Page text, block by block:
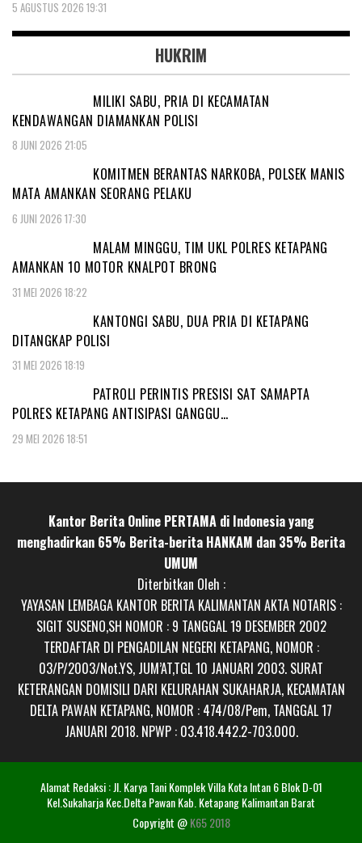
5 AGUSTUS 2026 19:31
HUKRIM
MILIKI SABU, PRIA DI KECAMATAN
KENDAWANGAN DIAMANKAN POLISI
8 JUNI 2026 21:05
KOMITMEN BERANTAS NARKOBA, POLSEK MANIS
MATA AMANKAN SEORANG PELAKU
6 JUNI 2026 17:30
MALAM MINGGU, TIM UKL POLRES KETAPANG
AMANKAN 10 MOTOR KNALPOT BRONG
31 MEI 2026 18:22
KANTONGI SABU, DUA PRIA DI KETAPANG
DITANGKAP POLISI
31 MEI 2026 18:19
PATROLI PERINTIS PRESISI SAT SAMAPTA
POLRES KETAPANG ANTISIPASI GANGGU…
29 MEI 2026 18:51
Kantor Berita Online PERTAMA di Indonesia yang
menghadirkan 65% Berita-berita HANKAM dan 35% Berita
UMUM
Diterbitkan Oleh :
YAYASAN LEMBAGA KANTOR BERITA KALIMANTAN AKTA NOTARIS :
SIGIT SUSENO,SH NOMOR : 9 TANGGAL 19 DESEMBER 2002
TERDAFTAR DI PENGADILAN NEGERI KETAPANG, NOMOR :
03/P/2003/Not.YS, JUM’AT,TGL 10 JANUARI 2003. SURAT
KETERANGAN DOMISILI DARI KELURAHAN SUKAHARJA, KECAMATAN
DELTA PAWAN KETAPANG, NOMOR : 474/08/Pem, TANGGAL 17
JANUARI 2018. NPWP : 03.418.442.2-703.000.
Alamat Redaksi : Jl. Karya Tani Komplek Villa Kota Intan 6 Blok D-01
Kel.Sukaharja Kec.Delta Pawan Kab. Ketapang Kalimantan Barat
Copyright @K65 2018